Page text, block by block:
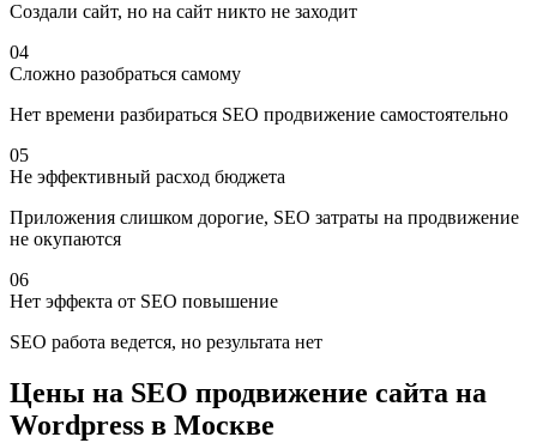
Создали сайт, но на сайт никто не заходит
04
Сложно разобраться самому
Нет времени разбираться SEO продвижение самостоятельно
05
Не эффективный расход бюджета
Приложения слишком дорогие, SEO затраты на продвижение
не окупаются
06
Нет эффекта от SEO повышение
SEO работа ведется, но результата нет
Цены на SEO продвижение сайта на
Wordpress в Москве